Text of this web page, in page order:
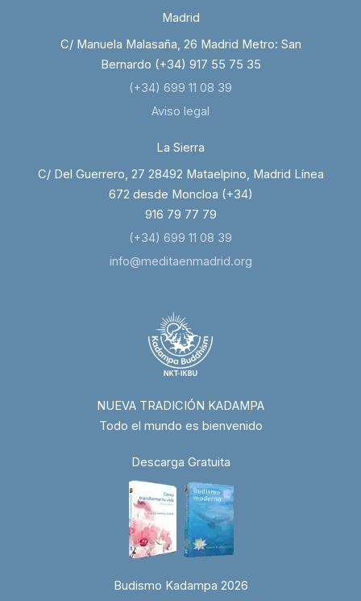
Madrid
C/ Manuela Malasaña, 26 Madrid Metro: San
Bernardo (+34) 917 55 75 35
(+34) 699 11 08 39
Aviso legal
La Sierra
C/ Del Guerrero, 27 28492 Mataelpino, Madrid Línea
672 desde Moncloa (+34)
916 79 77 79
(+34) 699 11 08 39
info@meditaenmadrid.org
NUEVA TRADICIÓN KADAMPA
Todo el mundo es bienvenido
Descarga Gratuita
Budismo Kadampa 2026